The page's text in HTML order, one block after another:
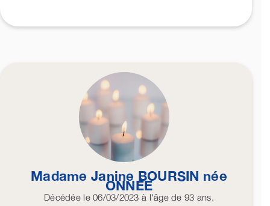
Madame Janine BOURSIN née
ONNÉE
Décédéele 06/03/2023 à l'âge de 93 ans.